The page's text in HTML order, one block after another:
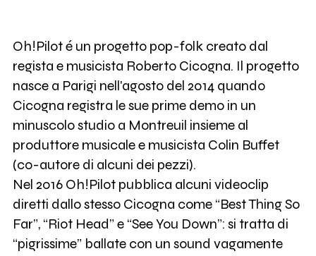
Oh!Pilot é un progetto pop-folk creato dal
regista e musicista Roberto Cicogna. Il progetto
nasce a Parigi nell'agosto del 2014 quando
Cicogna registra le sue prime demo in un
minuscolo studio a Montreuil insieme al
produttore musicale e musicista Colin Buffet
(co-autore di alcuni dei pezzi).
Nel 2016 Oh!Pilot pubblica alcuni videoclip
diretti dallo stesso Cicogna come “Best Thing So
Far”, “Riot Head” e “See You Down”: si tratta di
“pigrissime” ballate con un sound vagamente